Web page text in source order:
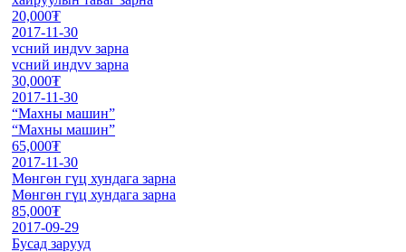
20,000₮
2017-11-30
vсний индvv зарна
vсний индvv зарна
30,000₮
2017-11-30
“Махны машин”
“Махны машин”
65,000₮
2017-11-30
Мөнгөн гүц хундага зарна
Мөнгөн гүц хундага зарна
85,000₮
2017-09-29
Бусад зарууд